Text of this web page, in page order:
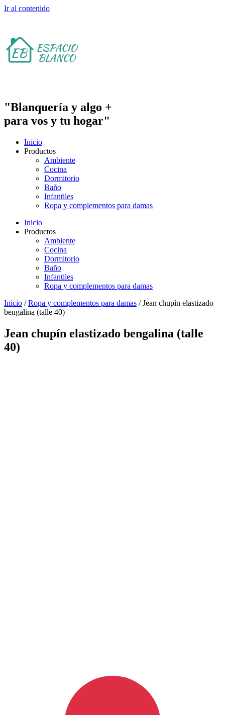
Ir al contenido
"Blanquería y algo +
para vos y tu hogar"
Inicio
Productos
Ambiente
Cocina
Dormitorio
Baño
Infantiles
Ropa y complementos para damas
Inicio
Productos
Ambiente
Cocina
Dormitorio
Baño
Infantiles
Ropa y complementos para damas
Inicio /Ropa y complementos para damas / Jean chupín elastizado
bengalina (talle 40)
Jean chupín elastizado bengalina (talle
40)